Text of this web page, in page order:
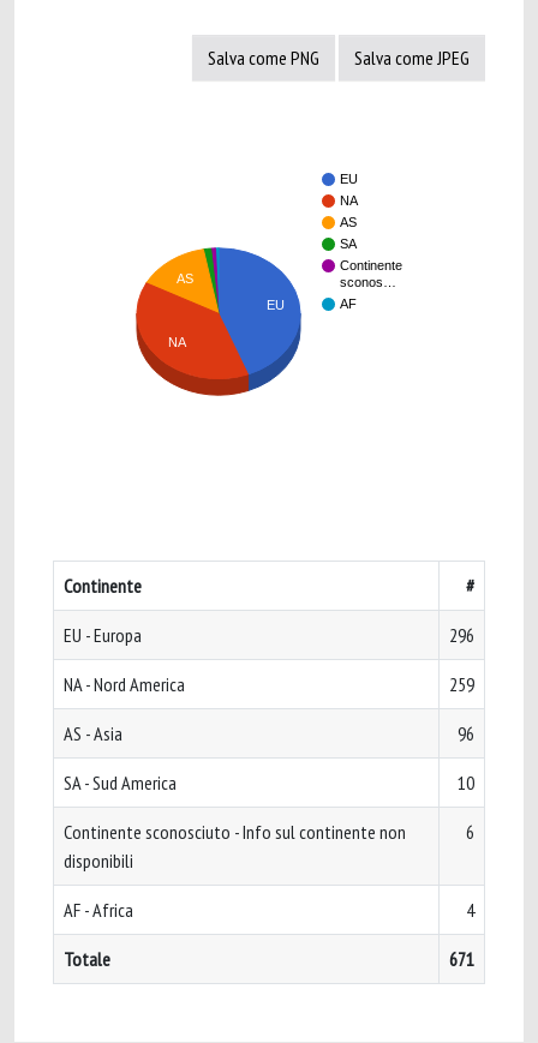
Salva come PNG Salva come JPEG
EU
NA
AS
SA
Continente
sconos…
AF
EU
AS
NA
Continente #
EU - Europa 296
NA - Nord America 259
AS - Asia 96
SA - Sud America 10
Continente sconosciuto - Info sul continente non
disponibili
6
AF - Africa 4
Totale 671